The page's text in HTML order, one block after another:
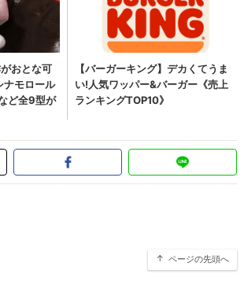
ページの先頭へ